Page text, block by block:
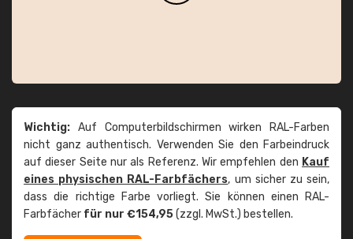
Wichtig: Auf Computerbildschirmen wirken RAL-Farben
nicht ganz authentisch. Verwenden Sie den Farbeindruck
auf dieser Seite nur als Referenz. Wir empfehlen den Kauf
eines physischen RAL-Farbfächers, um sicher zu sein,
dass die richtige Farbe vorliegt. Sie können einen RAL-
Farbfächer für nur €154,95(zzgl. MwSt.) bestellen.